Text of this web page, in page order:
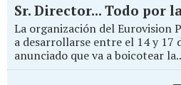
Sr. Director... Todo por
La organización del Eurovision
a desarrollarse entre el 14 y 17
anunciado que va a boicotear